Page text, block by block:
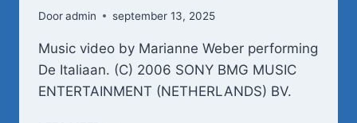
Dooradmin september 13, 2025
Music video by Marianne Weber performing
De Italiaan. (C) 2006 SONY BMG MUSIC
ENTERTAINMENT (NETHERLANDS) BV.